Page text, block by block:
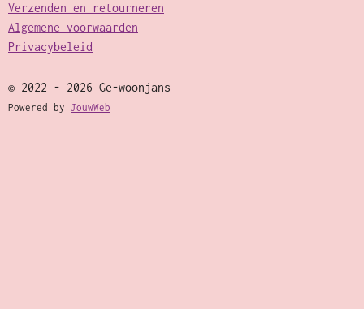
Verzenden en retourneren
Algemene voorwaarden
Privacybeleid
© 2022 - 2026 Ge-woonjans
Powered by JouwWeb